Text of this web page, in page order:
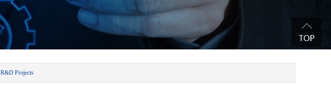
R&D Projects